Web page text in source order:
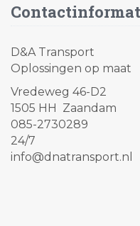
D&A Transport
Oplossingen op maat
Vredeweg 46-D2
1505 HH Zaandam
085-2730289
24/7
info@dnatransport.nl